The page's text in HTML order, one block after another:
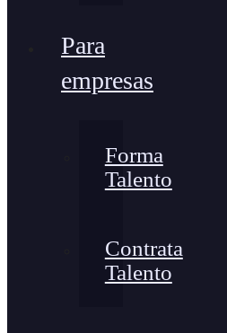
Para
empresas
Forma
Talento
Contrata
Talento